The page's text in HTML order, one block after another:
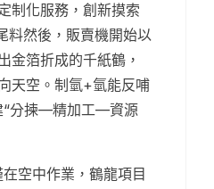
制化服務，創新摸索
料然後，販賣機開始以
金箔折成的千紙鶴，
天空。制氫+氫能反哺
“分揀—精加工—資源
空中作業，鶴龍項目